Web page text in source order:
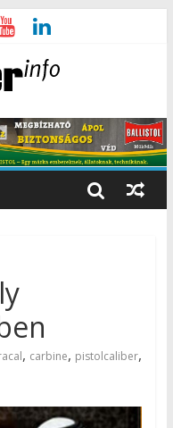
, carbine, pistolcaliber,